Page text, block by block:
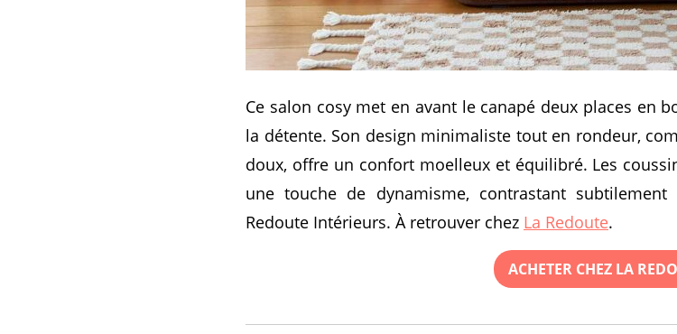
Ce salon cosy met en avant le canapé deux places en
la détente. Son design minimaliste tout en rondeur,
doux, offre un confort moelleux et équilibré. Les
une touche de dynamisme, contrastant
Redoute Intérieurs. À retrouver chez La Redoute.
ACHETER CHEZ LA